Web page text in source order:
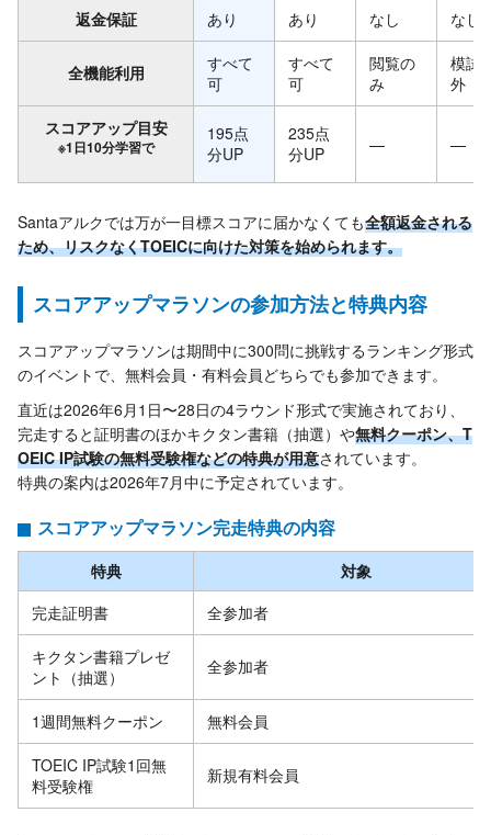
返金保証 あり あり なし なし
全機能利用
すべて
可
すべて
可
閲覧の
み
模試
外
スコアアップ目安
※1日10分学習で
195点
分UP
235点
分UP
— —
Santaアルクでは万が一目標スコアに届かなくても全額返金される
ため、リスクなくTOEICに向けた対策を始められます。
スコアアップマラソンの参加方法と特典内容
スコアアップマラソンは期間中に300問に挑戦するランキング形式
のイベントで、無料会員・有料会員どちらでも参加できます。
直近は2026年6月1日〜28日の4ラウンド形式で実施されており、
完走すると証明書のほかキクタン書籍（抽選）や無料クーポン、T
OEIC IP試験の無料受験権などの特典が用意されています。
特典の案内は2026年7月中に予定されています。
スコアアップマラソン完走特典の内容
特典
対象
完走証明書
全参加者
キクタン書籍プレゼ
ント（抽選）
全参加者
1週間無料クーポン
無料会員
TOEIC IP試験1回無
料受験権
新規有料会員